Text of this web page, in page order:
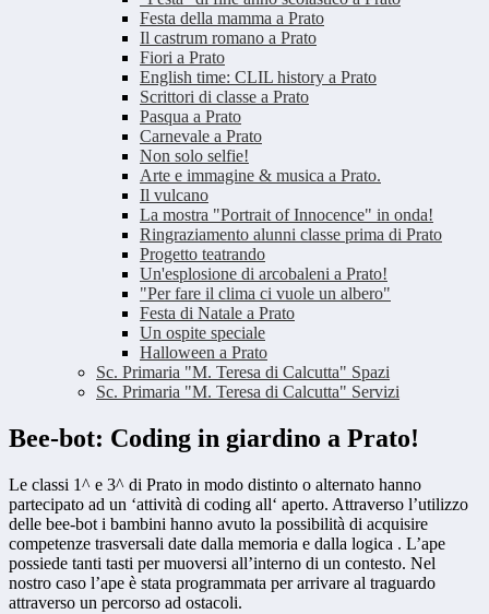
Festa della mamma a Prato
Il castrum romano a Prato
Fiori a Prato
English time: CLIL history a Prato
Scrittori di classe a Prato
Pasqua a Prato
Carnevale a Prato
Non solo selfie!
Arte e immagine & musica a Prato.
Il vulcano
La mostra "Portrait of Innocence" in onda!
Ringraziamento alunni classe prima di Prato
Progetto teatrando
Un'esplosione di arcobaleni a Prato!
"Per fare il clima ci vuole un albero"
Festa di Natale a Prato
Un ospite speciale
Halloween a Prato
Sc. Primaria "M. Teresa di Calcutta" Spazi
Sc. Primaria "M. Teresa di Calcutta" Servizi
Bee-bot: Coding in giardino a Prato!
Le classi 1^ e 3^ di Prato in modo distinto o alternato hanno
partecipato ad un ‘attività di coding all‘ aperto. Attraverso l’utilizzo
delle bee-bot i bambini hanno avuto la possibilità di acquisire
competenze trasversali date dalla memoria e dalla logica . L’ape
possiede tanti tasti per muoversi all’interno di un contesto. Nel
nostro caso l’ape è stata programmata per arrivare al traguardo
attraverso un percorso ad ostacoli.